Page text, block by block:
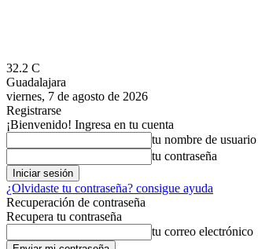
32.2 C
Guadalajara
viernes, 7 de agosto de 2026
Registrarse
¡Bienvenido! Ingresa en tu cuenta
tu nombre de usuario
tu contraseña
¿Olvidaste tu contraseña? consigue ayuda
Recuperación de contraseña
Recupera tu contraseña
tu correo electrónico